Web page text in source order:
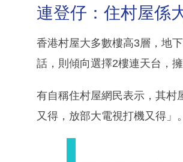
連登仔：住村屋係
香港村屋大多數樓高3層，地
話，則傾向選擇2樓連天台，
有自稱住村屋網民表示，其村
又得，放部大電視打機又得」。